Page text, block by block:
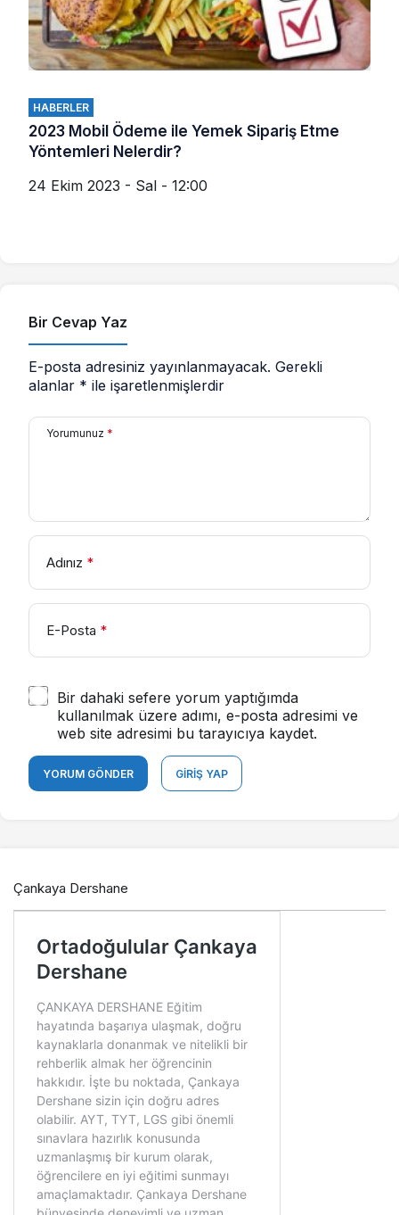
HABERLER
2023 Mobil Ödeme ile Yemek Sipariş Etme
Yöntemleri Nelerdir?
24 Ekim 2023 - Sal - 12:00
Bir Cevap Yaz
E-posta adresiniz yayınlanmayacak. Gerekli
alanlar * ile işaretlenmişlerdir
Yorumunuz *
Adınız *
E-Posta *
Bir dahaki sefere yorum yaptığımda
kullanılmak üzere adımı, e-posta adresimi ve
web site adresimi bu tarayıcıya kaydet.
YORUM GÖNDER GIRIŞ YAP
Çankaya Dershane